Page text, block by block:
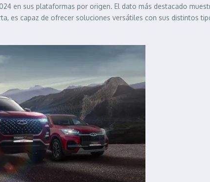
en sus plataformas por origen. El dato más destacado
es capaz de ofrecer soluciones versátiles con sus distintos